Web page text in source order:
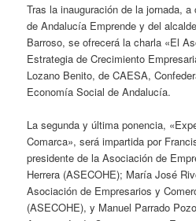
Tras la inauguración de la jornada,
de Andalucía Emprende y del
Barroso, se ofrecerá la charla «El
Estrategia de Crecimiento
Lozano Benito, de CAESA,
Economía Social de Andalucía.
La segunda y última ponencia,
Comarca», será impartida por
presidente de la Asociación de
Herrera (ASECOHE); María José
Asociación de Empresarios y
(ASECOHE), y Manuel Parrado